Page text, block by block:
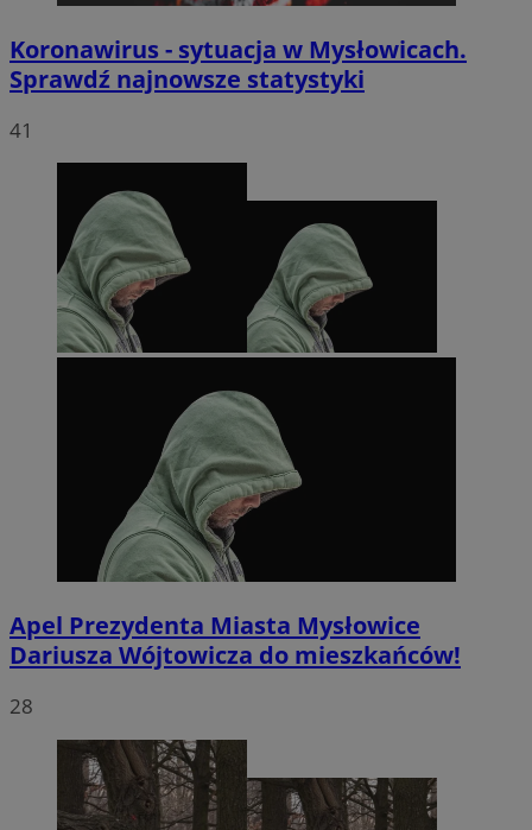
Koronawirus - sytuacja w Mysłowicach.
Sprawdź najnowsze statystyki
41
Apel Prezydenta Miasta Mysłowice
Dariusza Wójtowicza do mieszkańców!
28